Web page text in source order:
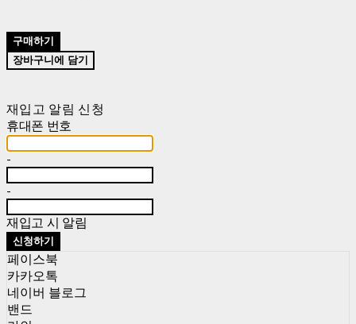
구매하기
장바구니에 담기
재입고 알림 신청
휴대폰 번호
-
-
재입고 시 알림
신청하기
페이스북
카카오톡
네이버 블로그
밴드